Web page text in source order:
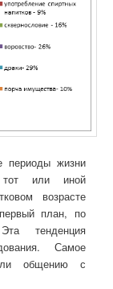
периоды жизни
тот или иной
возрасте
план, по
тенденция
Самое
общению с